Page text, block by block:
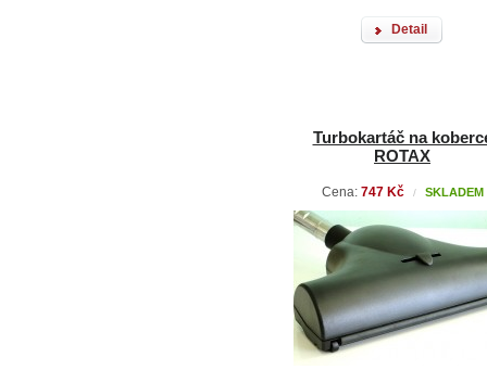
Detail
Turbokartáč na
ROTAX
Cena: 747 Kč / SKLADEM